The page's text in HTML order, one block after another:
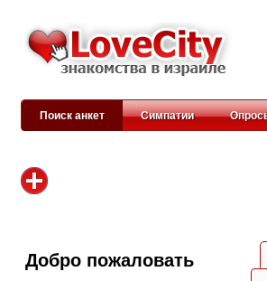
Поиск анкет Симпатии
Добро пожаловать